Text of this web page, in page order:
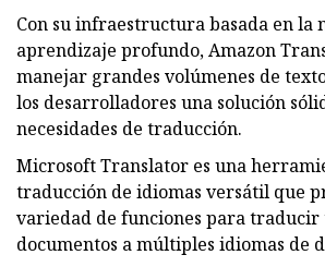
Con su infraestructura basada en la
aprendizaje profundo, Amazon
manejar grandes volúmenes de
los desarrolladores una solución
necesidades de traducción.
Microsoft Translator es una
traducción de idiomas versátil que
variedad de funciones para traducir
documentos a múltiples idiomas de